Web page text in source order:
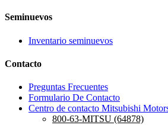
Seminuevos
Inventario seminuevos
Contacto
Preguntas Frecuentes
Formulario De Contacto
Centro de contacto Mitsubishi
800-63-MITSU (64878)